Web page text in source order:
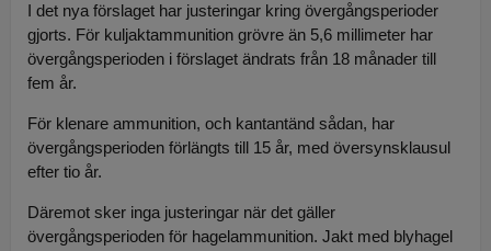
I det nya förslaget har justeringar kring övergångsperioder
gjorts. För kuljaktammunition grövre än 5,6 millimeter har
övergångsperioden i förslaget ändrats från 18 månader till
fem år.
För klenare ammunition, och kantantänd sådan, har
övergångsperioden förlängts till 15 år, med översynsklausul
efter tio år.
Däremot sker inga justeringar när det gäller
övergångsperioden för hagelammunition. Jakt med blyhagel